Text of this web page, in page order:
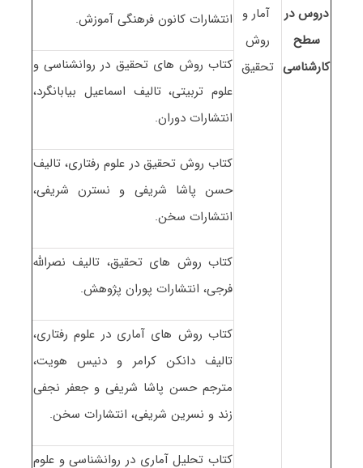
دروس در
سطح
کارشناسی
آمار و
روش
تحقیق
انتشارات کانون فرهنگی آموزش.
کتاب روش های تحقیق در روانشناسی و
علوم تربیتی، تالیف اسماعیل بیابانگرد،
انتشارات دوران.
کتاب روش تحقیق در علوم رفتاری، تالیف
حسن پاشا شریفی و نسترن شریفی،
انتشارات سخن.
کتاب روش های تحقیق، تالیف نصرالله
فرجی، انتشارات پوران پژوهش.
کتاب روش های آماری در علوم رفتاری،
تالیف دانکن کرامر و دنیس هویت،
مترجم حسن پاشا شریفی و جعفر نجفی
زند و نسرین شریفی، انتشارات سخن.
کتاب تحلیل آماری در روانشناسی و علوم